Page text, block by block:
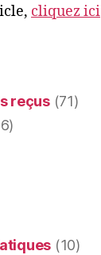
cliquez ici
reçus(71)
(10)